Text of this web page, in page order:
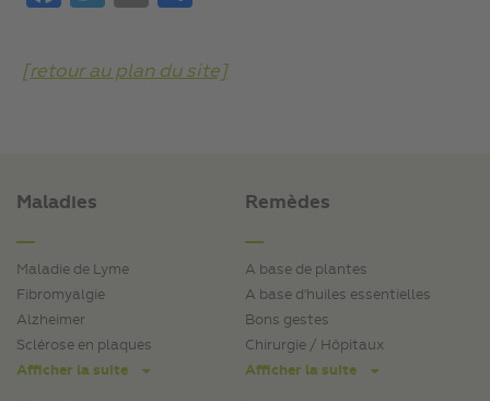
[retour au plan du site]
Maladies
Maladie de Lyme
Fibromyalgie
Alzheimer
Sclérose en plaques
Afficher la suite
Remèdes
A base de plantes
A base d'huiles essentielles
Bons gestes
Chirurgie / Hôpitaux
Afficher la suite